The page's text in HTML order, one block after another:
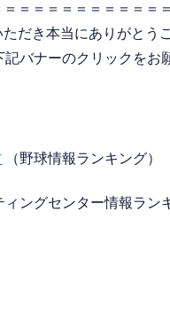
＝＝＝＝＝＝＝＝＝＝
だき本当にありがとう
バナーのクリックをお
（野球情報ランキング）
ィングセンター情報ラン